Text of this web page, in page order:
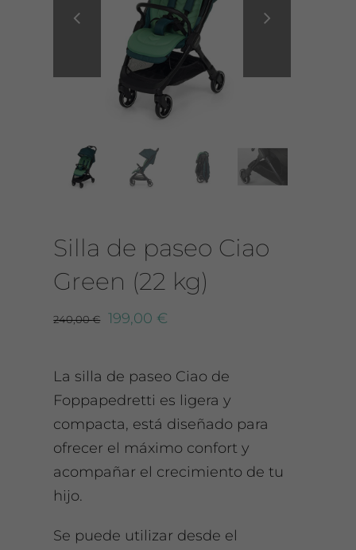
CONTACTO
 
Silla de paseo Ciao
Green (22 kg)
240,00€ 199,00 €
La silla de paseo Ciao de
Foppapedretti es ligera y
compacta, está diseñado para
ofrecer el máximo confort y
acompañar el crecimiento de tu
hijo.
Se puede utilizar desde el